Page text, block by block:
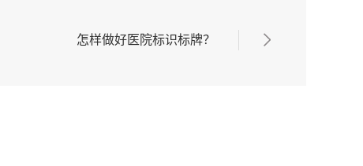
怎样做好医院标识标牌？